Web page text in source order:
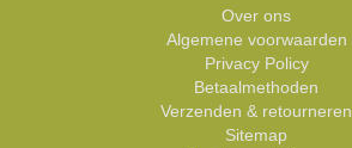
Over ons
Algemene voorwaarden
Privacy Policy
Betaalmethoden
Verzenden & retourneren
Sitemap